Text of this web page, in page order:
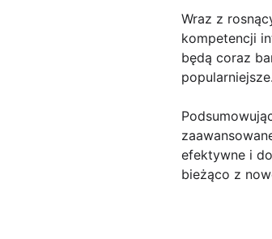
Wraz z
kompetencji
będą coraz
popularniejsze.
efektywne i
bieżąco z